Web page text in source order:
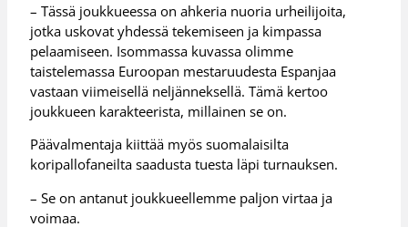
– Tässä joukkueessa on ahkeria nuoria urheilijoita,
jotka uskovat yhdessä tekemiseen ja kimpassa
pelaamiseen. Isommassa kuvassa olimme
taistelemassa Euroopan mestaruudesta Espanjaa
vastaan viimeisellä neljänneksellä. Tämä kertoo
joukkueen karakteerista, millainen se on.
Päävalmentaja kiittää myös suomalaisilta
koripallofaneilta saadusta tuesta läpi turnauksen.
– Se on antanut joukkueellemme paljon virtaa ja
voimaa.